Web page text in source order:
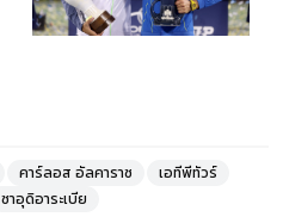
คาร์ลอส อัลคาราซ
เอทีพีทัวร์
ซาอุดิอาระเบีย